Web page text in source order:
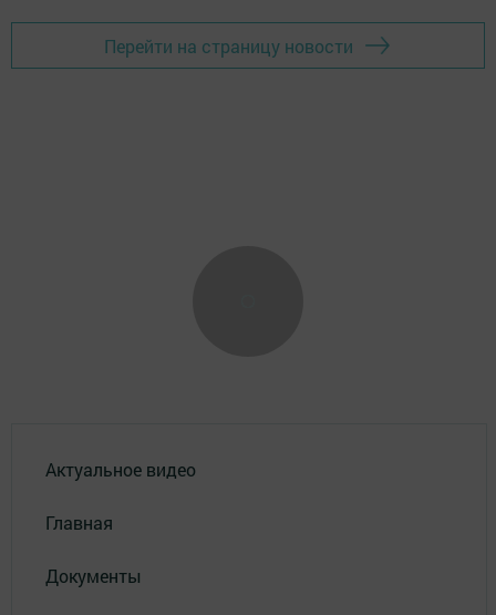
Перейти на страницу новости
Актуальное видео
Главная
Документы